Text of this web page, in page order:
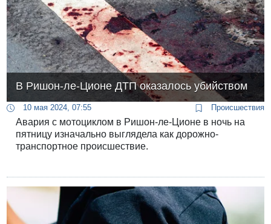
В Ришон-ле-Ционе ДТП оказалось убийством
10 мая 2024, 07:55 Происшествия
Авария с мотоциклом в Ришон-ле-Ционе в ночь на
пятницу изначально выглядела как дорожно-
транспортное происшествие.